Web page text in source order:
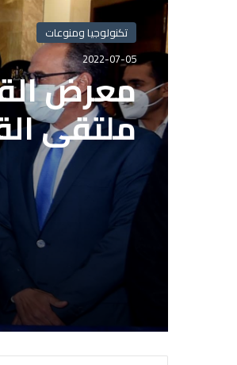
تكنولوجيا ومنوعات
2022-07-05
معرض
ملتقى
تكنولوجيا ومنوعات
2022-07-05
بعد
الاشتراك